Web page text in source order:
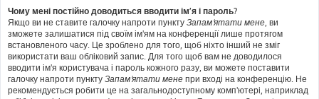
Чому мені постійно доводиться вводити ім’я і пароль?
Якщо ви не ставите галочку напроти пункту Запам'ятати мене, ви
зможете залишатися під своїм ім'ям на конференції лише протягом
встановленого часу. Це зроблено для того, щоб ніхто інший не зміг
використати ваш обліковий запис. Для того щоб вам не доводилося
вводити ім'я користувача і пароль кожного разу, ви можете поставити
галочку напроти пункту Запам'ятати мене при вході на конференцію. Не
рекомендується робити це на загальнодоступному комп'ютері, наприклад